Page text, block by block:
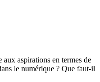
aspirations en termes de
le numérique ? Que faut-il